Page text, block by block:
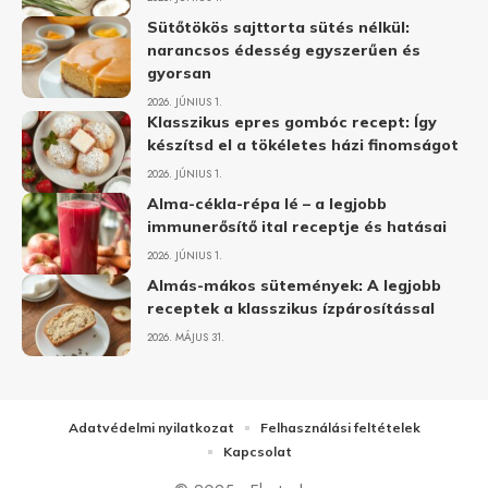
Sütőtökös sajttorta sütés nélkül:
narancsos édesség egyszerűen és
gyorsan
2026. JÚNIUS 1.
Klasszikus epres gombóc recept: Így
készítsd el a tökéletes házi finomságot
2026. JÚNIUS 1.
Alma-cékla-répa lé – a legjobb
immunerősítő ital receptje és hatásai
2026. JÚNIUS 1.
Almás-mákos sütemények: A legjobb
receptek a klasszikus ízpárosítással
2026. MÁJUS 31.
Adatvédelmi nyilatkozat
Felhasználási feltételek
Kapcsolat